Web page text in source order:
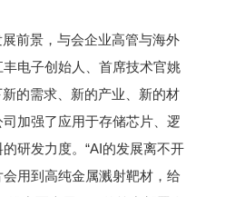
前景，与会企业高管与海外
电子创始人、首席技术官姚
的需求、新的产业、新的材
加强了应用于存储芯片、逻
研发力度。“AI的发展离不开
用到高纯金属溅射靶材，给